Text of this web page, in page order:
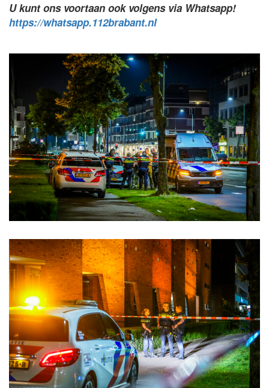
U kunt ons voortaan ook volgens via Whatsapp!
https://whatsapp.112brabant.nl